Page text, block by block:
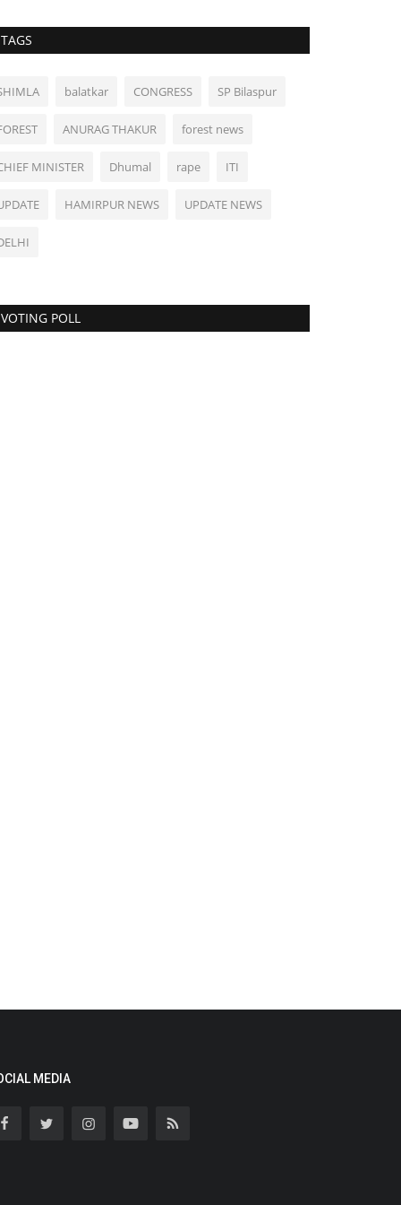
TAGS
balatkar CONGRESS SP Bilaspur
ANURAG THAKUR forest news
MINISTER Dhumal rape ITI
HAMIRPUR NEWS UPDATE NEWS
VOTING POLL
MEDIA